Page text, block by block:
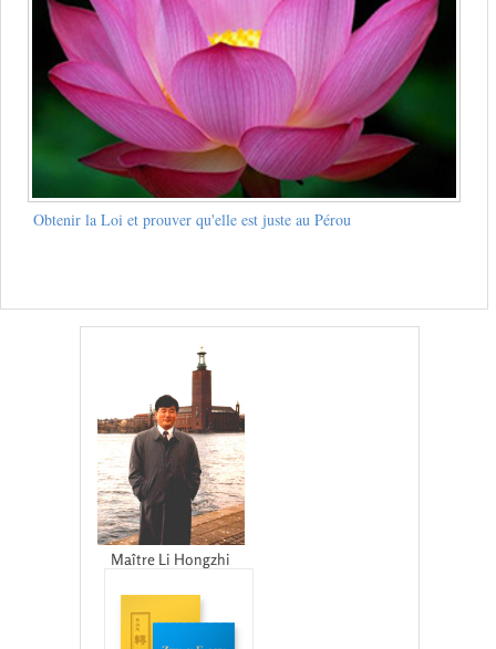
Obtenir la Loi et prouver qu'elle est juste au Pérou
Maître Li Hongzhi